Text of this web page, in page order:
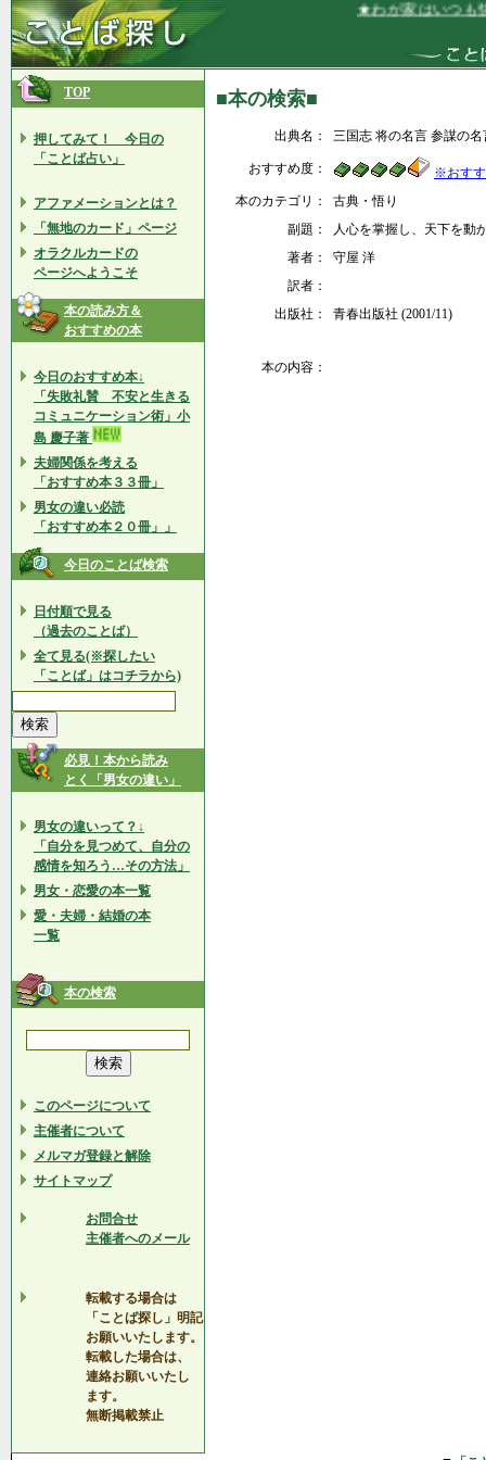
★わが家はいつも快
TOP
押してみて！ 今日の
「ことば占い」
アファメーションとは？
「無地のカード」ページ
オラクルカードの
ページへようこそ
本の読み方＆
おすすめの本
今日のおすすめ本↓
「失敗礼賛 不安と生きる
コミュニケーション術」小
島 慶子著
夫婦関係を考える
「おすすめ本３３冊」
男女の違い必読
「おすすめ本２０冊」」
今日のことば検索
日付順で見る
（過去のことば）
全て見る(※探したい
「ことば」はコチラから)
必見！本から読み
とく「男女の違い」
男女の違いって？↓
「自分を見つめて、自分の
感情を知ろう…その方法」
男女・恋愛の本一覧
愛・夫婦・結婚の本
一覧
本の検索
このページについて
主催者について
メルマガ登録と解除
サイトマップ
お問合せ
主催者へのメール
転載する場合は
「ことば探し」明記
お願いいたします。
転載した場合は、
連絡お願いいたし
ます。
無断掲載禁止
■本の検索■
出典名： 三国志 将の名言 参謀の名
おすすめ度：
※おす
本のカテゴリ：
古典・悟り
副題：
人心を掌握し、天下を動
著者：
守屋 洋
訳者：
出版社：
青春出版社 (2001/11)
本の内容：